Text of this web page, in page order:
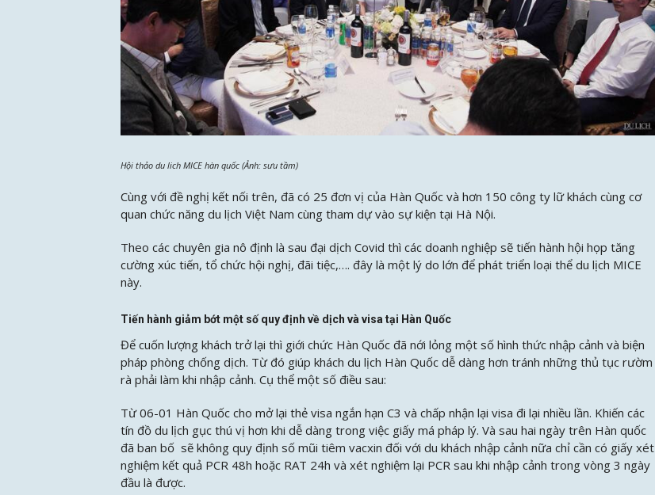
Hội thảo du lich MICE hàn quốc (Ảnh: sưu tầm)
Cùng với đề nghị kết nối trên, đã có 25 đơn vị của Hàn Quốc và hơn 150 công ty lữ khách cùng cơ
quan chức năng du lịch Việt Nam cùng tham dự vào sự kiện tại Hà Nội.
Theo các chuyên gia nô định là sau đại dịch Covid thì các doanh nghiệp sẽ tiến hành hội họp tăng
cường xúc tiến, tổ chức hội nghị, đãi tiệc,…. đây là một lý do lớn để phát triển loại thể du lịch MICE
này.
Tiến hành giảm bớt một số quy định về dịch và visa tại Hàn Quốc
Để cuốn lượng khách trở lại thì giới chức Hàn Quốc đã nới lỏng một số hình thức nhập cảnh và biện
pháp phòng chống dịch. Từ đó giúp khách du lịch Hàn Quốc dễ dàng hơn tránh những thủ tục rườm
rà phải làm khi nhập cảnh. Cụ thể một số điều sau:
Từ 06-01 Hàn Quốc cho mở lại thẻ visa ngắn hạn C3 và chấp nhận lại visa đi lại nhiều lần. Khiến các
tín đồ du lịch gục thú vị hơn khi dễ dàng trong việc giấy má pháp lý. Và sau hai ngày trên Hàn quốc
đã ban bố sẽ không quy định số mũi tiêm vacxin đối với du khách nhập cảnh nữa chỉ cần có giấy xét
nghiệm kết quả PCR 48h hoặc RAT 24h và xét nghiệm lại PCR sau khi nhập cảnh trong vòng 3 ngày
đầu là được.